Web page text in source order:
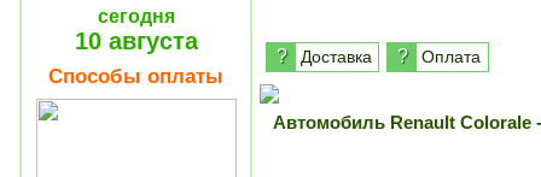
сегодня
10 августа
Способы оплаты
? Доставка ? Оплата
Автомобиль Renault Colorale